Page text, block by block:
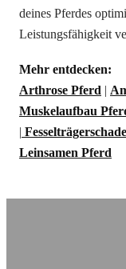
deines Pferdes
Leistungsfähigkeit
Mehr entdecken:
Arthrose Pferd |
Muskelaufbau
|
Leinsamen Pferd